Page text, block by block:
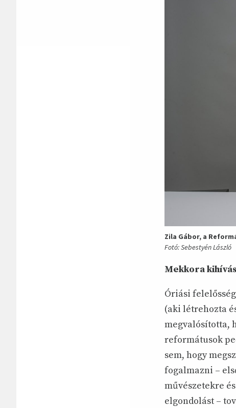
Zila Gábor, a
Fotó: Sebestyén László
Mekkora
Óriási
(aki létrehozta
megvalósította,
reformátusok
sem, hogy
fogalmazni –
művészetekre
elgondolást –